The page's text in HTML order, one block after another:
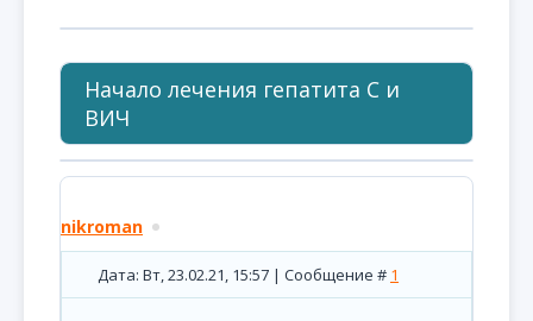
Начало лечения гепатита C и
ВИЧ
nikroman
Дата: Вт, 23.02.21, 15:57 | Сообщение # 1